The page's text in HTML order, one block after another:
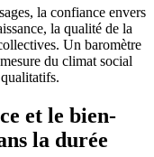
la confiance envers
la qualité de la
Un baromètre
du climat social
et le bien-
la durée